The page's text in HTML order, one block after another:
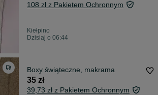
108 zł z Pakietem Ochronnym
Kiełpino
Dzisiaj o 06:44
Boxy świąteczne, makrama
35 zł
39,73 zł z Pakietem Ochronnym